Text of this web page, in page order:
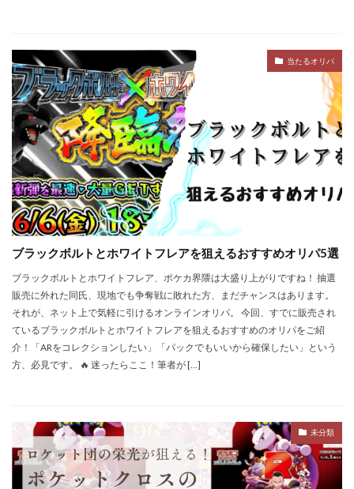
当たるオリパ
ブラックボルトとホワイトフレアを狙えるおすすめオリパ5選
ブラックボルトとホワイトフレア、ポケカ界隈は大盛り上がりですね！ 抽選
販売に外れた同氏、現地でも争奪戦に敗れた方、まだチャンスはあります。
それが、ネット上で気軽に引けるオンラインオリパ。 今回、すでに販売され
ているブラックボルトとホワイトフレアを狙えるおすすめのオリパをご紹
介！「ARをコレクションしたい」「パックでもいいから確保したい」という
方、必見です。 🔥 迷ったらここ！筆者が […]
未分類